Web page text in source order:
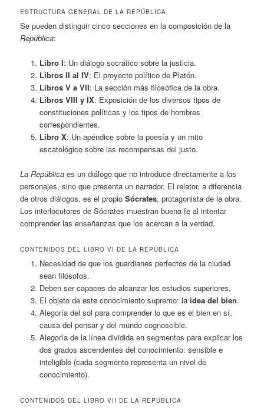
ESTRUCTURA GENERAL DE LA REPÚBLICA
Se pueden distinguir cinco secciones en la composición de la
República:
Libro I: Un diálogo socrático sobre la justicia.
Libros II al IV: El proyecto político de Platón.
Libros V a VII: La sección más filosófica de la obra.
Libros VIII y IX: Exposición de los diversos tipos de
constituciones políticas y los tipos de hombres
correspondientes.
Libro X: Un apéndice sobre la poesía y un mito
escatológico sobre las recompensas del justo.
La República es un diálogo que no introduce directamente a los
personajes, sino que presenta un narrador. El relator, a diferencia
de otros diálogos, es el propioSócrates, protagonista de la obra.
Los interlocutores de Sócrates muestran buena fe al intentar
comprender las enseñanzas que los acercan a la verdad.
CONTENIDOS DEL LIBRO VI DE LA REPÚBLICA
Necesidad de que los guardianes perfectos de la ciudad
sean filósofos.
Deben ser capaces de alcanzar los estudios superiores.
El objeto de este conocimiento supremo: la idea del bien.
Alegoría del sol para comprender lo que es el bien en sí,
causa del pensar y del mundo cognoscible.
Alegoría de la línea dividida en segmentos para explicar los
dos grados ascendentes del conocimiento: sensible e
inteligible (cada segmento representa un nivel de
conocimiento).
CONTENIDOS DEL LIBRO VII DE LA REPÚBLICA